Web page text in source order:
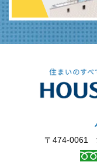
〒474-0061